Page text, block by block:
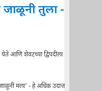
तुला -
आणि शेवटच्या द्विपदीला
मला' - हे अधिक उदात्त